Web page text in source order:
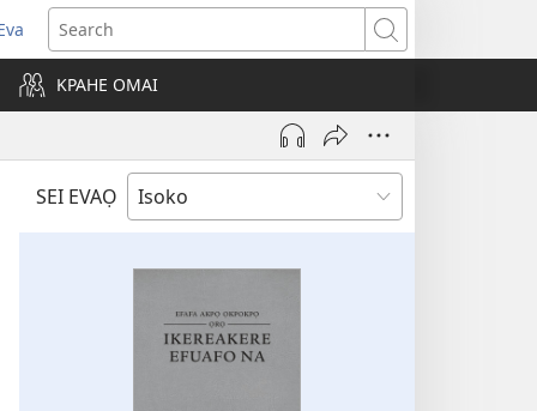
Search
KPAHE OMAI
SEI EVAỌ